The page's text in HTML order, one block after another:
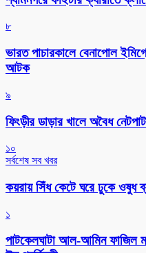
৮
ভারত পাচারকালে বেনাপোল
আটক
৯
ফিংড়ীর ডাড়ার খালে অবৈধ
১০
সর্বশেষ সব খবর
কয়রায় সিঁধ কেটে ঘরে ঢুকে ওষুধ
১
পাটকেলঘাটা আল-আমিন ফাজিল